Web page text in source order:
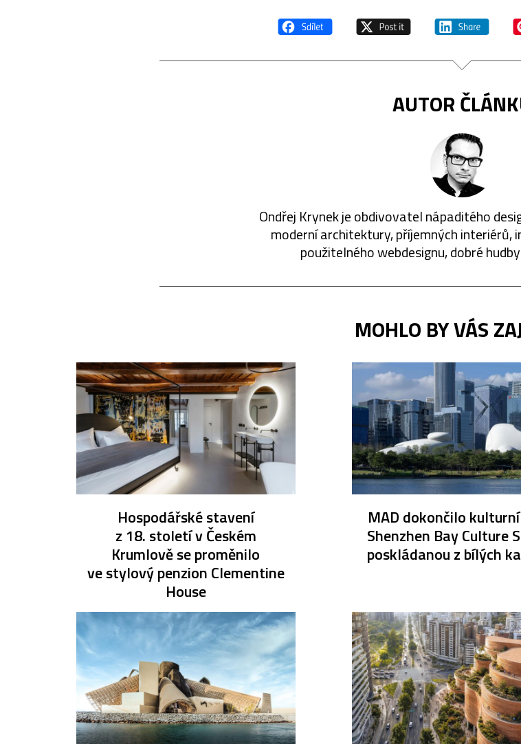
AUTOR
Ondřej Krynek je obdivovatel nápaditého
moderní architektury, příjemných interiérů,
použitelného webdesignu, dobré
MOHLO BY VÁS
Hospodářské stavení
z 18. století v Českém
Krumlově se proměnilo
ve stylový penzion Clementine
House
MAD dokončilo
Shenzhen Bay Culture
poskládanou z bílých